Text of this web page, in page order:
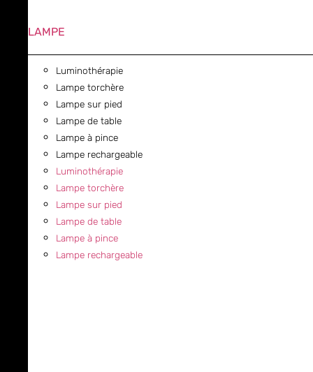
LAMPE
Luminothérapie
Lampe torchère
Lampe sur pied
Lampe de table
Lampe à pince
Lampe rechargeable
Luminothérapie
Lampe torchère
Lampe sur pied
Lampe de table
Lampe à pince
Lampe rechargeable